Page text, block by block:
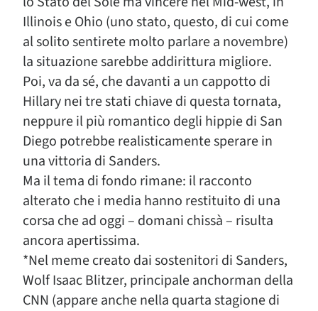
Illinois e Ohio (uno stato, questo, di cui come
al solito sentirete molto parlare a novembre)
la situazione sarebbe addirittura migliore.
Poi, va da sé, che davanti a un cappotto di
Hillary nei tre stati chiave di questa tornata,
neppure il più romantico degli hippie di San
Diego potrebbe realisticamente sperare in
una vittoria di Sanders.
Ma il tema di fondo rimane: il racconto
alterato che i media hanno restituito di una
corsa che ad oggi – domani chissà – risulta
ancora apertissima.
*Nel meme creato dai sostenitori di Sanders,
Wolf Isaac Blitzer, principale anchorman della
CNN (appare anche nella quarta stagione di